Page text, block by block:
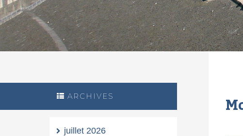
ARCHIVES
juillet 2026